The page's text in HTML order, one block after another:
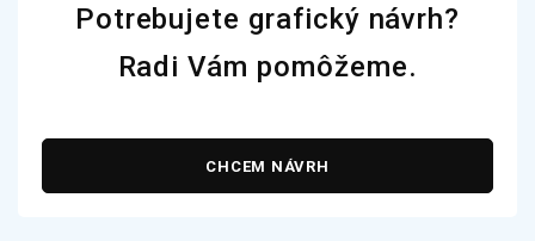
Potrebujete grafický návrh?
Radi Vám pomôžeme.
CHCEM NÁVRH